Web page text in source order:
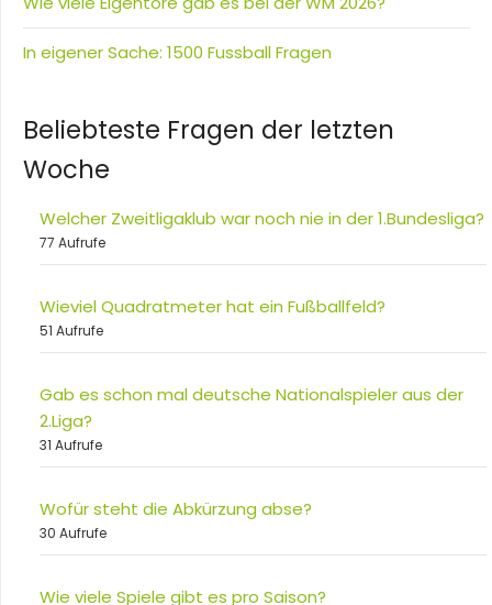
In eigener Sache: 1500 Fussball Fragen
Beliebteste Fragen der letzten
Woche
Welcher Zweitligaklub war noch nie in der 1.Bundesliga?
77 Aufrufe
Wieviel Quadratmeter hat ein Fußballfeld?
51 Aufrufe
Gab es schon mal deutsche Nationalspieler aus der
2.Liga?
31 Aufrufe
Wofür steht die Abkürzung abse?
30 Aufrufe
Wie viele Spiele gibt es pro Saison?